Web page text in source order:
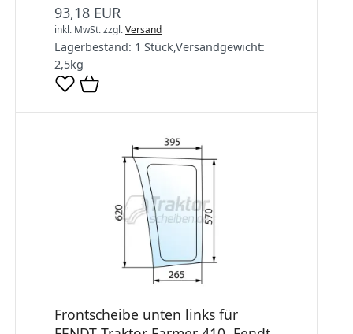
93,18 EUR
inkl. MwSt.zzgl.Versand
Lagerbestand: 1 Stück,Versandgewicht:
2,5kg
Frontscheibe unten links für